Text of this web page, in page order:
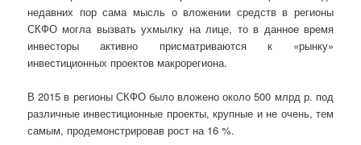
недавних пор сама мысль о вложении средств в регионы
СКФО могла вызвать ухмылку на лице, то в данное время
инвесторы активно присматриваются к «рынку»
инвестиционных проектов макрорегиона.
В 2015 в регионы СКФО было вложено около 500 млрд р. под
различные инвестиционные проекты, крупные и не очень, тем
самым, продемонстрировав рост на 16 %.